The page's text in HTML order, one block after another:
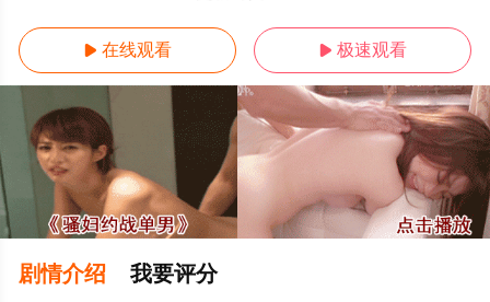
 在线观看  极速观看
剧情介绍 我要评分